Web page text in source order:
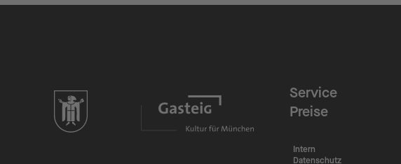
zur Website der Landeshauptstadt MünchenService
Preise
Intern
Datenschutz